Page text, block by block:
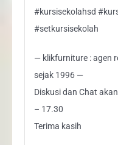
#kursisekolahsd
#setkursisekolah
— klikfurniture : agen
sejak 1996 —
Diskusi dan Chat
– 17.30
Terima kasih